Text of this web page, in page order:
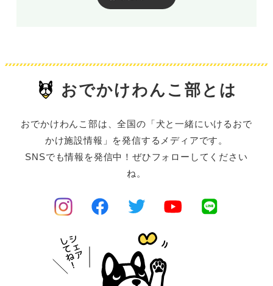
おでかけわんこ部とは
おでかけわんこ部は、全国の「犬と一緒にいけるおで
かけ施設情報」を発信するメディアです。
SNSでも情報を発信中！ぜひフォローしてください
ね。